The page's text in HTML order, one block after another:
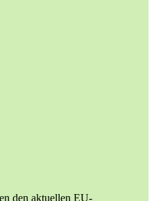
den aktuellen EU-